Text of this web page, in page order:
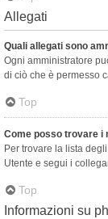
Allegati
Quali allegati sono
Ogni amministratore
di ciò che è permesso
Top
Come posso trovare i
Per trovare la lista
Utente e segui i
Top
Informazioni su